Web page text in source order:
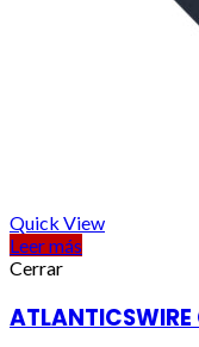
Quick View
Leer más
Cerrar